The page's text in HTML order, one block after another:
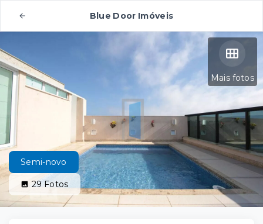
Blue Door Imóveis
Mais fotos
Semi-novo
29Fotos